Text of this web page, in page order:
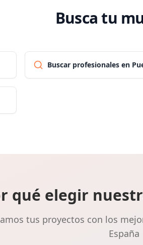
Busca tu
Buscar profesionales en
qué elegir
tus proyectos con los
España